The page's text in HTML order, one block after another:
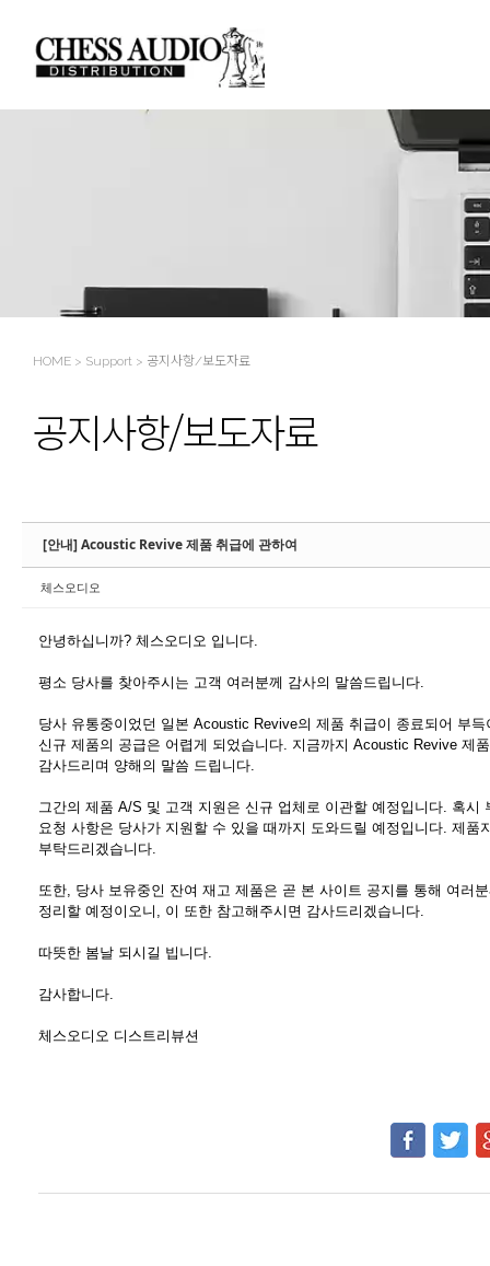
HOME > Support > 공지사항/보도자료
공지사항/보도자료
[안내] Acoustic Revive 제품 취급에 관하여
체스오디오
안녕하십니까? 체스오디오 입니다.
평소 당사를 찾아주시는 고객 여러분께 감사의 말씀드립니다.
당사 유통중이었던 일본 Acoustic Revive의 제품 취급이 종료되어 부
신규 제품의 공급은 어렵게 되었습니다. 지금까지 Acoustic Revive 제
감사드리며 양해의 말씀 드립니다.
그간의 제품 A/S 및 고객 지원은 신규 업체로 이관할 예정입니다. 혹시
요청 사항은 당사가 지원할 수 있을 때까지 도와드릴 예정입니다. 제품
부탁드리겠습니다.
또한, 당사 보유중인 잔여 재고 제품은 곧 본 사이트 공지를 통해 여러
정리할 예정이오니, 이 또한 참고해주시면 감사드리겠습니다.
따뜻한 봄날 되시길 빕니다.
감사합니다.
체스오디오 디스트리뷰션